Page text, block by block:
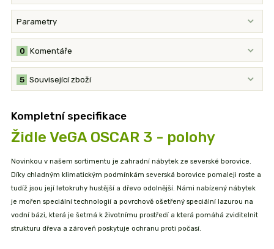
Parametry
Komentáře
0
Související zboží
5
Kompletní specifikace
Židle VeGA OSCAR 3 - polohy
Novinkou v našem sortimentu je zahradní nábytek ze severské borovice.
Díky chladným klimatickým podmínkám severská borovice pomaleji roste a
tudíž jsou její letokruhy hustější a dřevo odolnější. Námi nabízený nábytek
je mořen speciální technologií a povrchově ošetřený speciální lazurou na
vodní bázi, která je šetrná k životnímu prostředí a která pomáhá zviditelnit
strukturu dřeva a zároveň poskytuje ochranu proti počasí.